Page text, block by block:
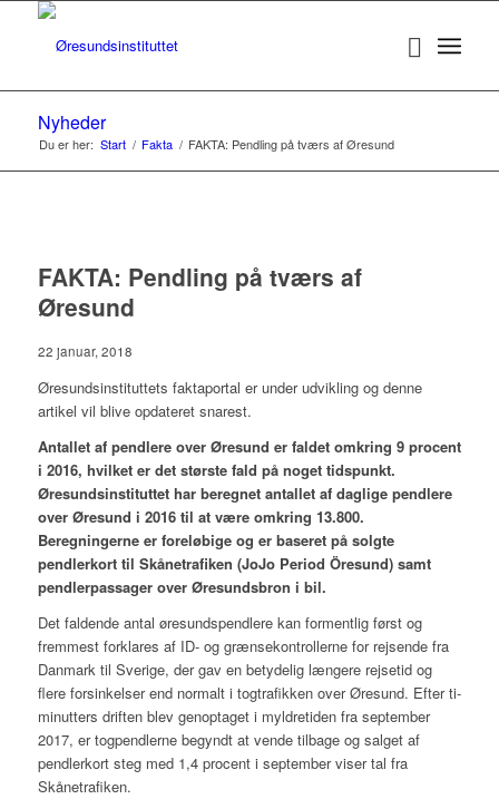
Nyheder
Du er her: Start / Fakta / FAKTA: Pendling på tværs af Øresund
FAKTA: Pendling på tværs af
Øresund
22 januar, 2018
Øresundsinstituttets faktaportal er under udvikling og denne
artikel vil blive opdateret snarest.
Antallet af pendlere over Øresund er faldet omkring 9 procent
i 2016, hvilket er det største fald på noget tidspunkt.
Øresundsinstituttet har beregnet antallet af daglige pendlere
over Øresund i 2016 til at være omkring 13.800.
Beregningerne er foreløbige og er baseret på solgte
pendlerkort til Skånetrafiken (JoJo Period Öresund) samt
pendlerpassager over Øresundsbron i bil.
Det faldende antal øresundspendlere kan formentlig først og
fremmest forklares af ID- og grænsekontrollerne for rejsende fra
Danmark til Sverige, der gav en betydelig længere rejsetid og
flere forsinkelser end normalt i togtrafikken over Øresund. Efter ti-
minutters driften blev genoptaget i myldretiden fra september
2017, er togpendlerne begyndt at vende tilbage og salget af
pendlerkort steg med 1,4 procent i september viser tal fra
Skånetrafiken.